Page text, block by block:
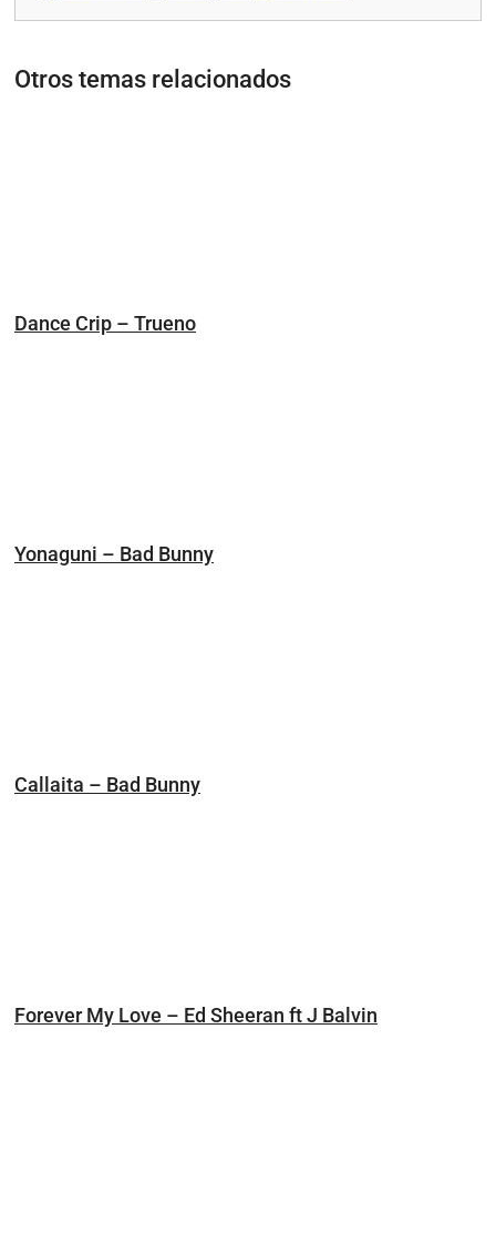
Otros temas relacionados
Dance Crip – Trueno
Yonaguni – Bad Bunny
Callaita – Bad Bunny
Forever My Love – Ed Sheeran ft J Balvin